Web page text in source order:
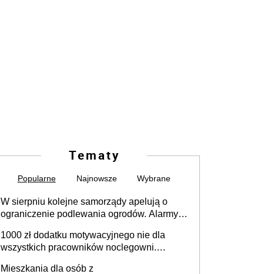
Tematy
Popularne Najnowsze Wybrane
W sierpniu kolejne samorządy apelują o
ograniczenie podlewania ogrodów. Alarmy w
może objąć cały kraj
1000 zł dodatku motywacyjnego nie dla
wszystkich pracowników noclegowni.
Mieszkania dla osób z